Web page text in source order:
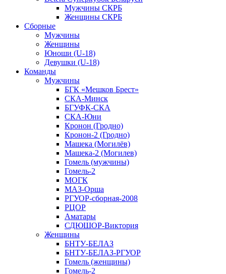
Мужчины СКРБ
Женщины СКРБ
Сборные
Мужчины
Женщины
Юноши (U-18)
Девушки (U-18)
Команды
Мужчины
БГК «Мешков Брест»
СКА-Минск
БГУФК-СКА
СКА-Юни
Кронон (Гродно)
Кронон-2 (Гродно)
Машека (Могилёв)
Машека-2 (Могилев)
Гомель (мужчины)
Гомель-2
МОГК
МАЗ-Орша
РГУОР-сборная-2008
РЦОР
Аматары
СДЮШОР-Виктория
Женщины
БНТУ-БЕЛАЗ
БНТУ-БЕЛАЗ-РГУОР
Гомель (женщины)
Гомель-2